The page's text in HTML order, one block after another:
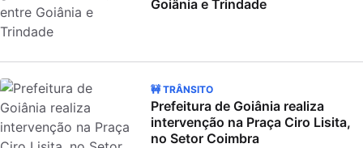
Goiânia e Trindade
🚧 TRÂNSITO
Prefeitura de Goiânia realiza
intervenção na Praça Ciro Lisita,
no Setor Coimbra